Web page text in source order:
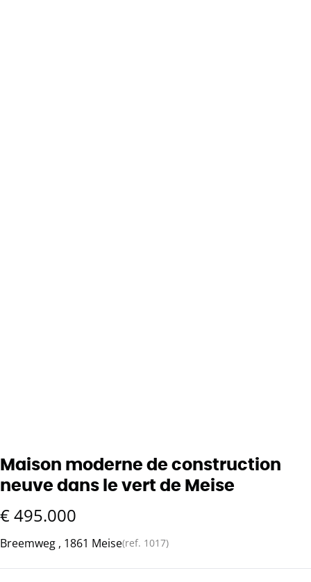
Maison moderne de construction
neuve dans le vert de Meise
€ 495.000
Breemweg , 1861 Meise(ref. 1017)